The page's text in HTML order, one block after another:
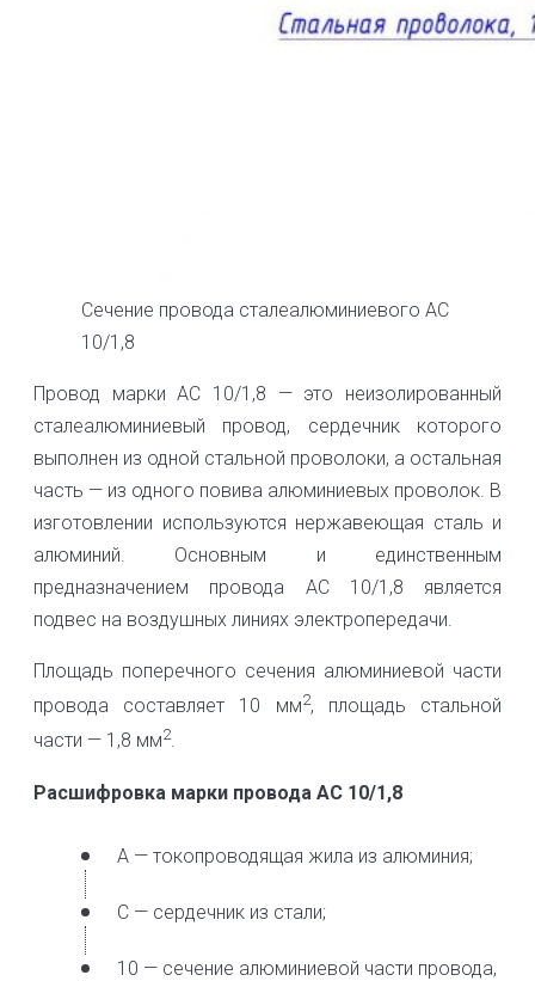
Сечение провода сталеалюминиевого АС
10/1,8
Провод марки АС 10/1,8 — это неизолированный
сталеалюминиевый провод, сердечник которого
выполнен из одной стальной проволоки, а остальная
часть — из одного повива алюминиевых проволок. В
изготовлении используются нержавеющая сталь и
алюминий. Основным и единственным
предназначением провода АС 10/1,8 является
подвес на воздушных линиях электропередачи.
Площадь поперечного сечения алюминиевой части
провода составляет 10 мм2, площадь стальной
части — 1,8 мм2.
Расшифровка марки провода АС 10/1,8
А — токопроводящая жила из алюминия;
С — сердечник из стали;
10 — сечение алюминиевой части провода,